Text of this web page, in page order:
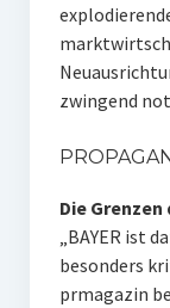
zwingend
Die
„BAYER ist
besonders
prmagazin